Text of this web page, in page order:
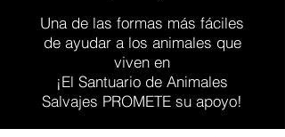
Una de las formas más fáciles
de ayudar a los animales que
viven en
¡El Santuario de Animales
Salvajes PROMETE su apoyo!